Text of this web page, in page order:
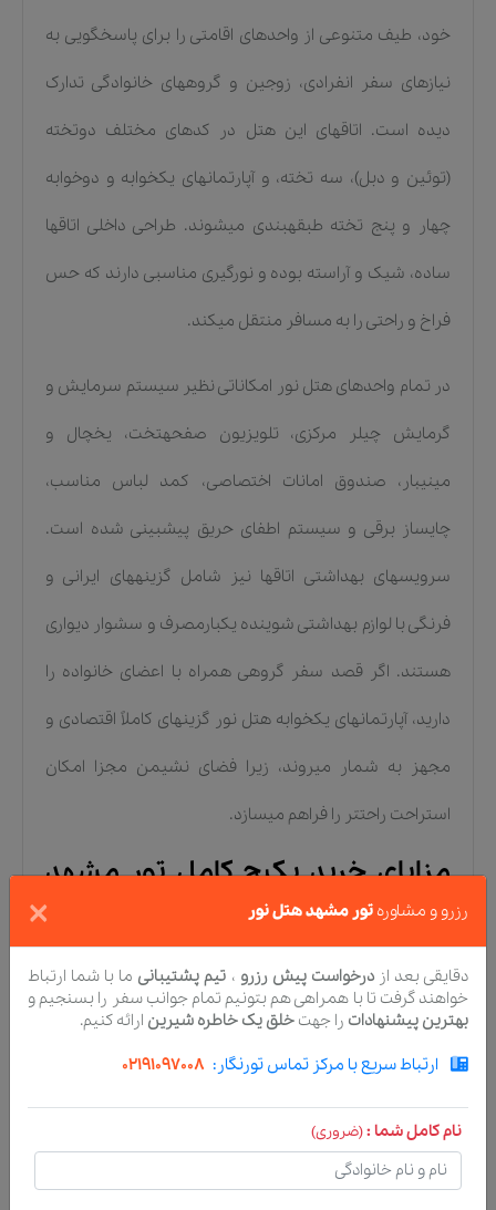
خود، طیف متنوعی از واحدهای اقامتی را برای پاسخگویی به
نیازهای سفر انفرادی، زوجین و گروههای خانوادگی تدارک
دیده است. اتاقهای این هتل در کدهای مختلف دوتخته
(توئین و دبل)، سه تخته، و آپارتمانهای یکخوابه و دوخوابه
چهار و پنج تخته طبقهبندی میشوند. طراحی داخلی اتاقها
ساده، شیک و آراسته بوده و نورگیری مناسبی دارند که حس
فراخ و راحتی را به مسافر منتقل میکند.
در تمام واحدهای هتل نور امکاناتی نظیر سیستم سرمایش و
گرمایش چیلر مرکزی، تلویزیون صفحهتخت، یخچال و
مینیبار، صندوق امانات اختصاصی، کمد لباس مناسب،
چایساز برقی و سیستم اطفای حریق پیشبینی شده است.
سرویسهای بهداشتی اتاقها نیز شامل گزینههای ایرانی و
فرنگی با لوازم بهداشتی شوینده یکبارمصرف و سشوار دیواری
هستند. اگر قصد سفر گروهی همراه با اعضای خانواده را
دارید، آپارتمانهای یکخوابه هتل نور گزینهای کاملاً اقتصادی و
مجهز به شمار میروند، زیرا فضای نشیمن مجزا امکان
استراحت راحتتر را فراهم میسازد.
مزایای خرید پکیج کامل تور مشهد
هتل نور نسبت به رزرو جداگانه
اختیار شما قرار میدهد که در صورت اقدام انفرادی باید بابت
هر یک هزینهای مجزا بپردازید یا زمان زیادی صرف هماهنگی
کنید. اصلیترین مزایای پکیج جامع عبارتاً از:
تخفیف اقتصادی روی بلیط رفتوبرگشت:
رزرو و مشاوره تور مشهد هتل نور ×
دقایقی بعد ازدرخواست پیش رزرو ، تیم پشتیبانی ما با شما ارتباط
خواهند گرفت تا با همراهی هم بتونیم تمام جوانب سفر را بسنجیم و
بهترین پیشنهادات را جهت خلق یک خاطره شیرین ارائه کنیم.
ارتباط سریع با مرکز تماس تورنگار: 02191097008
نام کامل شما :(ضروری)